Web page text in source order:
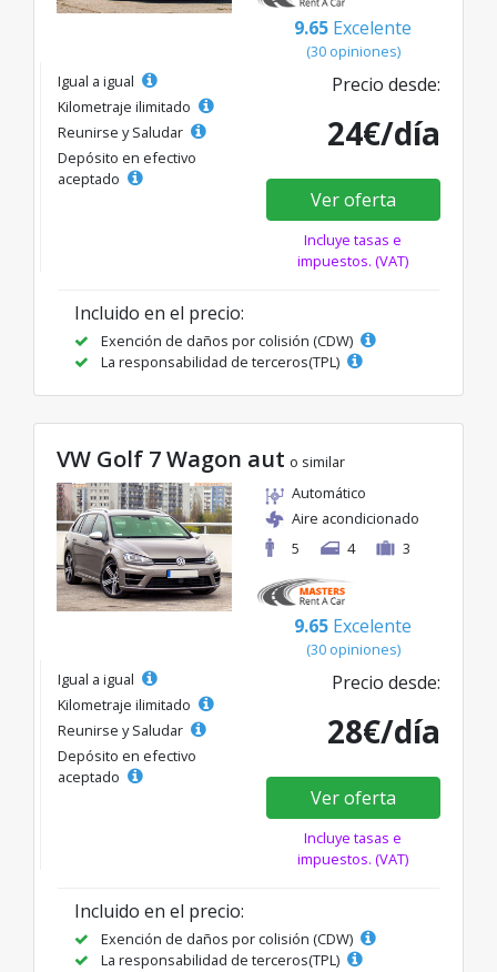
9.65 Excelente
(30 opiniones)
Igual a igual
Kilometraje ilimitado
Reunirse y Saludar
Depósito en efectivo
aceptado
Precio desde:
24€/día
Ver oferta
Incluye tasas e
impuestos. (VAT)
Incluido en el precio:
Exención de daños por colisión (CDW)
La responsabilidad de terceros(TPL)
VW Golf 7 Wagon aut o similar
Automático
Aire acondicionado
5
4 3
9.65 Excelente
(30 opiniones)
Igual a igual
Kilometraje ilimitado
Reunirse y Saludar
Depósito en efectivo
aceptado
Precio desde:
28€/día
Ver oferta
Incluye tasas e
impuestos. (VAT)
Incluido en el precio:
Exención de daños por colisión (CDW)
La responsabilidad de terceros(TPL)